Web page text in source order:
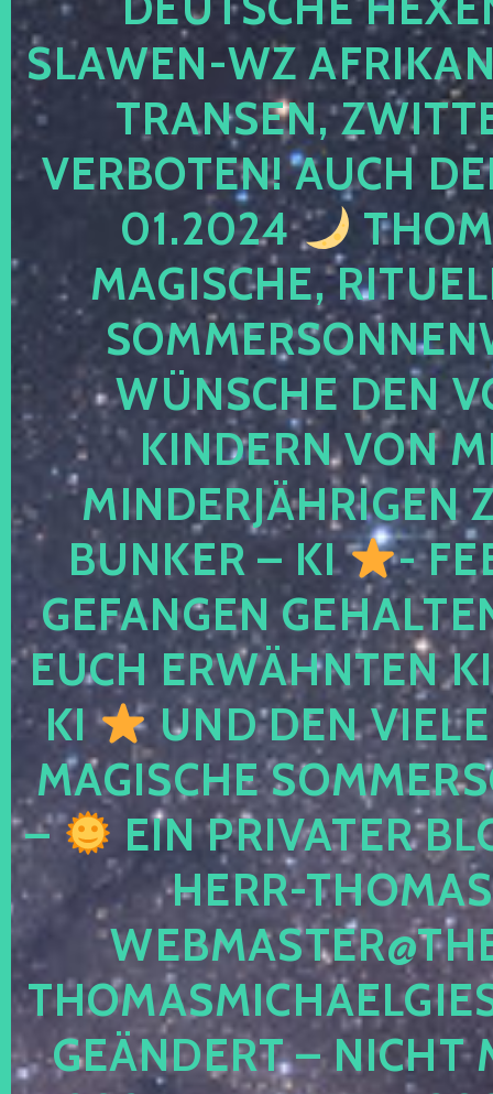
SLAWEN-WZ
TRANSEN,
VERBOTEN! AUCH
01.2024
MAGISCHE,
WÜNSCHE DEN
KINDERN VON
MINDERJÄHRIGEN
BUNKER – KI
-
GEFANGEN
EUCH ERWÄHNTEN
KI
UND DEN
MAGISCHE
–
EIN PRIVATER
HERR-
GEÄNDERT – NICHT